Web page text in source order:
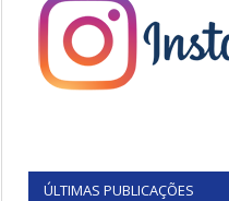
ÚLTIMAS PUBLICAÇÕES